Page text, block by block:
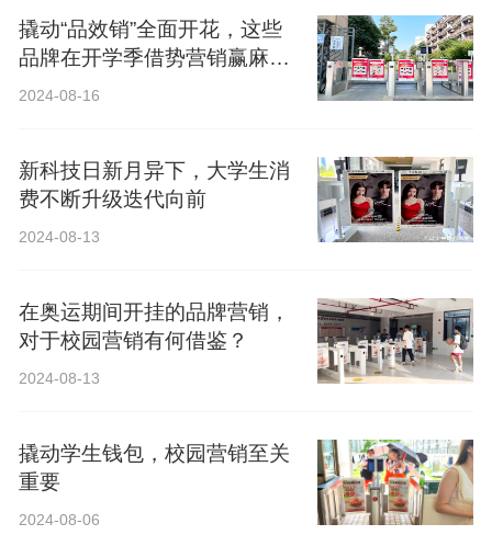
撬动“品效销”全面开花，这些
品牌在开学季借势营销赢麻
了！
2024-08-16
新科技日新月异下，大学生消
费不断升级迭代向前
2024-08-13
在奥运期间开挂的品牌营销，
对于校园营销有何借鉴？
2024-08-13
撬动学生钱包，校园营销至关
重要
2024-08-06